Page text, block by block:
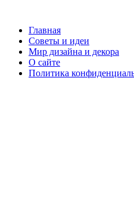
Главная
Советы и идеи
Мир дизайна и декора
О сайте
Политика